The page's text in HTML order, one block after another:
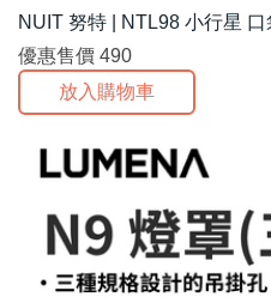
NUIT 努特 | NTL98 小行星
優惠售價 490
放入購物車